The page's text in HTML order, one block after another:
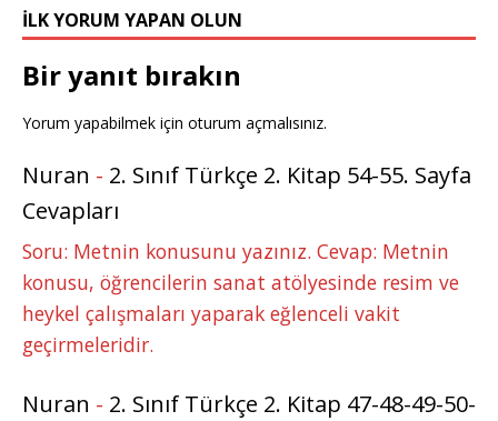
İLK YORUM YAPAN OLUN
Bir yanıt bırakın
Yorum yapabilmek için oturum açmalısınız.
Nuran - 2. Sınıf Türkçe 2. Kitap 54-55. Sayfa
Cevapları
Soru: Metnin konusunu yazınız. Cevap: Metnin
konusu, öğrencilerin sanat atölyesinde resim ve
heykel çalışmaları yaparak eğlenceli vakit
geçirmeleridir.
Nuran - 2. Sınıf Türkçe 2. Kitap 47-48-49-50-